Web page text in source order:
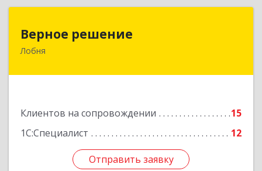
Верное решение
Лобня
Клиентов на сопровождении
15
1С:Специалист
12
Отправить заявку
141730, Московская обл, Лобня г, Чехова ул,
Отправить заявку